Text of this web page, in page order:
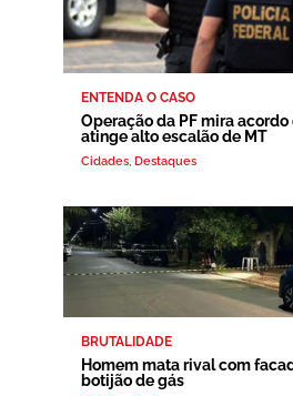
ENTENDA O CASO
Operação da PF mira
atinge alto escalão de MT
Cidades, Destaques
BRUTALIDADE
Homem mata rival com
botijão de gás